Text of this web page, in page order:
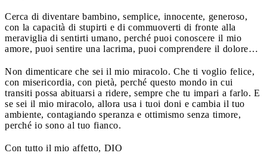
Cerca di diventare bambino, semplice, innocente, generoso,
con la capacità di stupirti e di commuoverti di fronte alla
meraviglia di sentirti umano, perché puoi conoscere il mio
amore, puoi sentire una lacrima, puoi comprendere il dolore…
Non dimenticare che sei il mio miracolo. Che ti voglio felice,
con misericordia, con pietà, perché questo mondo in cui
transiti possa abituarsi a ridere, sempre che tu impari a farlo. E
se sei il mio miracolo, allora usa i tuoi doni e cambia il tuo
ambiente, contagiando speranza e ottimismo senza timore,
perché io sono al tuo fianco.
Con tutto il mio affetto, DIO